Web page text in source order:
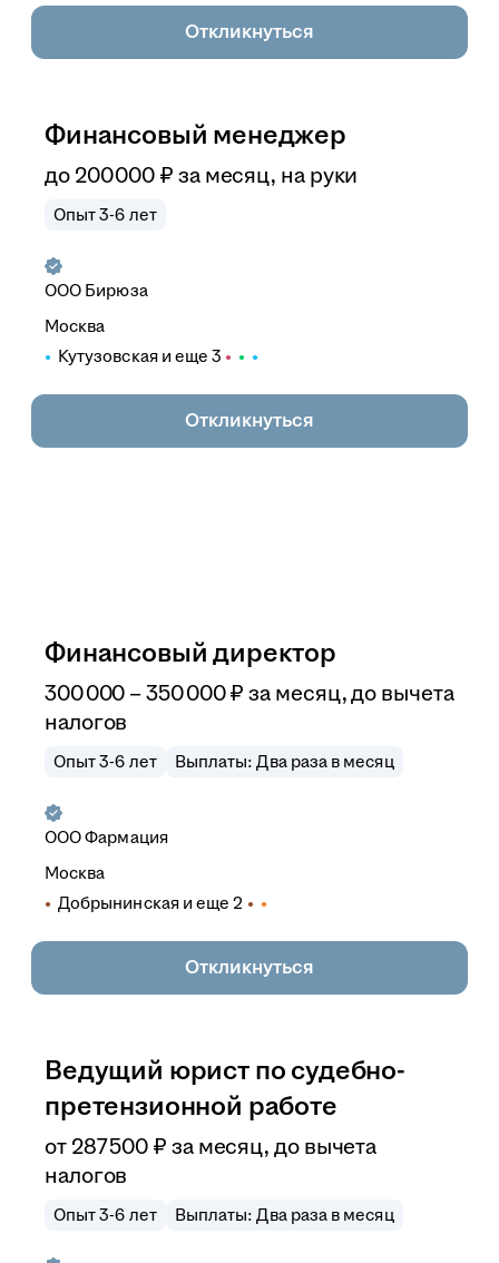
Откликнуться
Финансовый менеджер
до 200 000 ₽ за месяц, на руки
Опыт 3-6 лет
ООО Бирюза
Москва
Кутузовская и еще 3
Откликнуться
Финансовый директор
300 000 –350 000₽ за месяц,до вычета
налогов
Опыт 3-6 лет Выплаты: Два раза в месяц
ОООФармация
Москва
Добрынинская и еще 2
Откликнуться
Ведущий юрист по судебно-
претензионной работе
от 287 500 ₽ за месяц, до вычета
налогов
Опыт 3-6 лет Выплаты: Два раза в месяц